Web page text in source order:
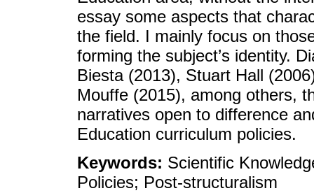
essay some aspects that
the field. I mainly focus on
forming the subject’s identity.
Biesta (2013), Stuart Hall
Mouffe (2015), among others,
narratives open to difference
Education curriculum policies.
Keywords: Scientific
Policies; Post-structuralism